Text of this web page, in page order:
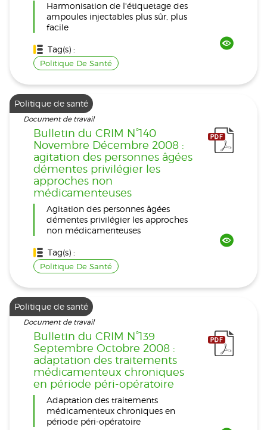
Harmonisation de l'étiquetage des
ampoules injectables plus sûr, plus
facile
Tag(s) :
Politique De Santé
Politique de santé
Document de travail
Bulletin du CRIM N°140
Novembre Décembre 2008 :
agitation des personnes âgées
démentes privilégier les
approches non
médicamenteuses
Agitation des personnes âgées
démentes privilégier les approches
non médicamenteuses
Tag(s) :
Politique De Santé
Politique de santé
Document de travail
Bulletin du CRIM N°139
Septembre Octobre 2008 :
adaptation des traitements
médicamenteux chroniques
en période péri-opératoire
Adaptation des traitements
médicamenteux chroniques en
période péri-opératoire